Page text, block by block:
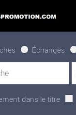
Échanges
dans le titre